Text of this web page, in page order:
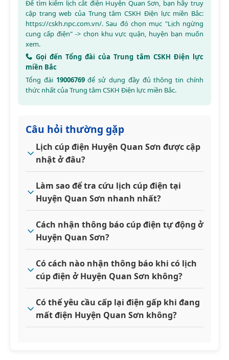
Để tìm kiếm lịch cắt điện Huyện Quan Sơn, bạn hãy truy
cập trang web của Trung tâm CSKH Điện lực miền Bắc:
https://cskh.npc.com.vn/. Sau đó chọn mục "Lịch ngừng
cung cấp điện" -> chọn khu vực quận, huyện bạn muốn
xem.
Gọi đến Tổng đài của Trung tâm CSKH Điện lực
miền Bắc
Tổng đài 19006769để sử dụng đầy đủ thông tin chính
thức nhất của Trung tâm CSKH Điện lực miền Bắc.
Câu hỏi thường gặp
Lịch cúp điện Huyện Quan Sơn được cập
nhật ở đâu?
Làm sao để tra cứu lịch cúp điện tại
Huyện Quan Sơn nhanh nhất?
Cách nhận thông báo cúp điện tự động ở
Huyện Quan Sơn?
Có cách nào nhận thông báo khi có lịch
cúp điện ở Huyện Quan Sơn không?
Có thể yêu cầu cấp lại điện gấp khi đang
mất điện Huyện Quan Sơn không?